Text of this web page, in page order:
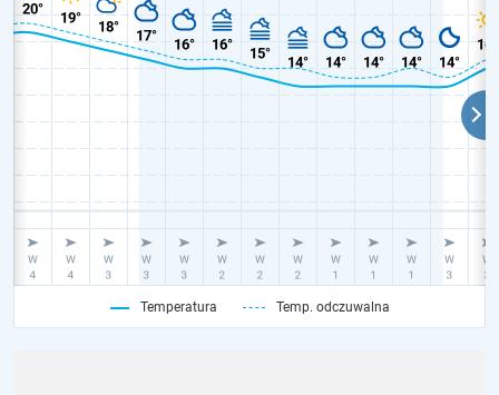
Temperatura Temp. odczuwalna